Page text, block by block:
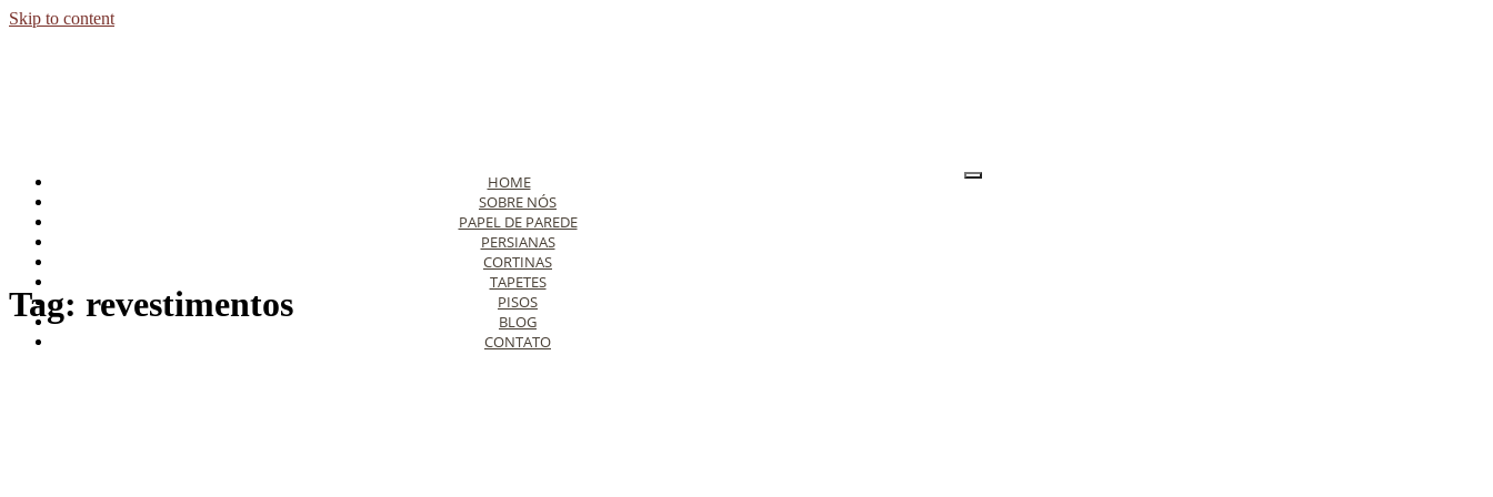
Skip to content
HOME
SOBRE NÓS
PAPEL DE PAREDE
PERSIANAS
CORTINAS
TAPETES
PISOS
BLOG
CONTATO
Tag: revestimentos